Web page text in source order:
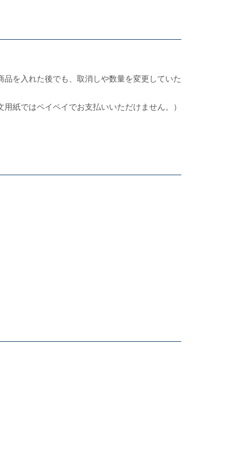
を入れた後でも、取消しや数量を変更していた
紙ではペイペイでお支払いいただけません。）